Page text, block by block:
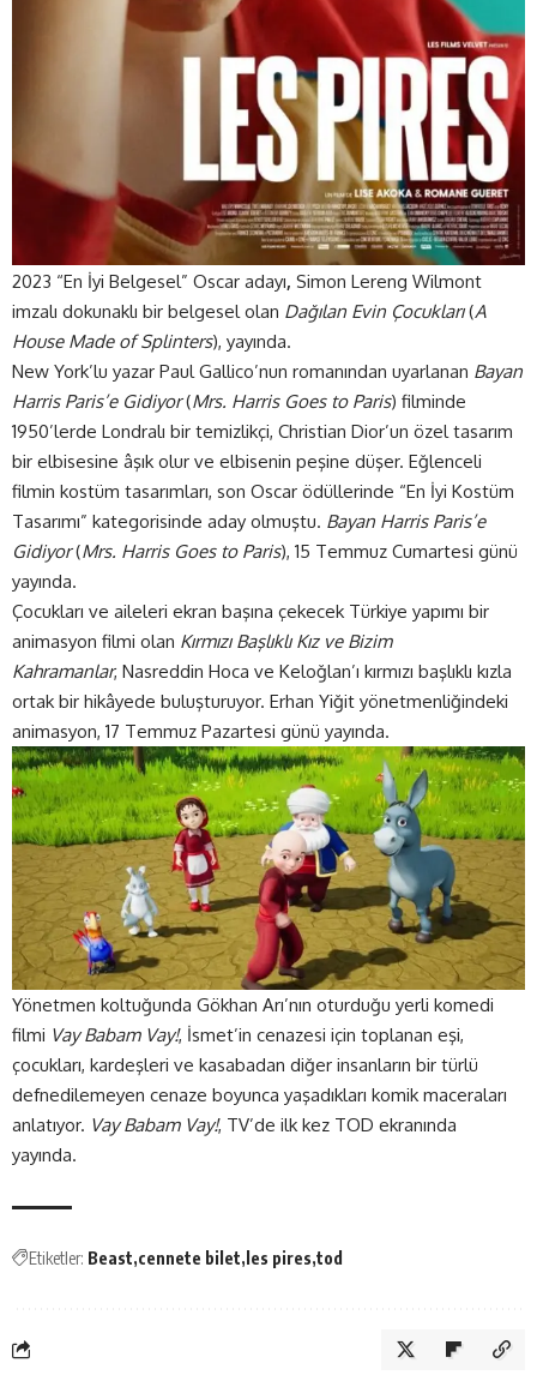
2023 “En İyi Belgesel” Oscar adayı, Simon Lereng Wilmont
imzalı dokunaklı bir belgesel olan Dağılan Evin Çocukları(A
House Made of Splinters), yayında.
New York’lu yazar Paul Gallico’nun romanından uyarlanan Bayan
Harris Paris’e Gidiyor(Mrs. Harris Goes to Paris) filminde
1950’lerde Londralı bir temizlikçi, Christian Dior’un özel tasarım
bir elbisesine âşık olur ve elbisenin peşine düşer. Eğlenceli
filmin kostüm tasarımları, son Oscar ödüllerinde “En İyi Kostüm
Tasarımı” kategorisinde aday olmuştu. Bayan Harris Paris’e
Gidiyor(Mrs. Harris Goes to Paris), 15 Temmuz Cumartesi günü
yayında.
Çocukları ve aileleri ekran başına çekecek Türkiye yapımı bir
animasyon filmi olan Kırmızı Başlıklı Kız ve Bizim
Kahramanlar, Nasreddin Hoca ve Keloğlan’ı kırmızı başlıklı kızla
ortak bir hikâyede buluşturuyor. Erhan Yiğit yönetmenliğindeki
animasyon, 17 Temmuz Pazartesi günü yayında.
Yönetmen koltuğunda Gökhan Arı’nın oturduğu yerli komedi
filmi Vay Babam Vay!, İsmet’in cenazesi için toplanan eşi,
çocukları, kardeşleri ve kasabadan diğer insanların bir türlü
defnedilemeyen cenaze boyunca yaşadıkları komik maceraları
anlatıyor. Vay Babam Vay!, TV’de ilk kez TOD ekranında
yayında.
Etiketler: Beast cennete bilet les pires tod